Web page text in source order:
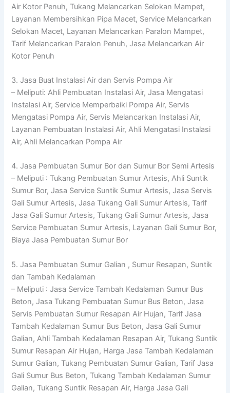
Air Kotor Penuh, Tukang Melancarkan Selokan Mampet,
Layanan Membersihkan Pipa Macet, Service Melancarkan
Selokan Macet, Layanan Melancarkan Paralon Mampet,
Tarif Melancarkan Paralon Penuh, Jasa Melancarkan Air
Kotor Penuh
3. Jasa Buat Instalasi Air dan Servis Pompa Air
– Meliputi: Ahli Pembuatan Instalasi Air, Jasa Mengatasi
Instalasi Air, Service Memperbaiki Pompa Air, Servis
Mengatasi Pompa Air, Servis Melancarkan Instalasi Air,
Layanan Pembuatan Instalasi Air, Ahli Mengatasi Instalasi
Air, Ahli Melancarkan Pompa Air
4. Jasa Pembuatan Sumur Bor dan Sumur Bor Semi Artesis
– Meliputi : Tukang Pembuatan Sumur Artesis, Ahli Suntik
Sumur Bor, Jasa Service Suntik Sumur Artesis, Jasa Servis
Gali Sumur Artesis, Jasa Tukang Gali Sumur Artesis, Tarif
Jasa Gali Sumur Artesis, Tukang Gali Sumur Artesis, Jasa
Service Pembuatan Sumur Artesis, Layanan Gali Sumur Bor,
Biaya Jasa Pembuatan Sumur Bor
5. Jasa Pembuatan Sumur Galian , Sumur Resapan, Suntik
dan Tambah Kedalaman
– Meliputi : Jasa Service Tambah Kedalaman Sumur Bus
Beton, Jasa Tukang Pembuatan Sumur Bus Beton, Jasa
Servis Pembuatan Sumur Resapan Air Hujan, Tarif Jasa
Tambah Kedalaman Sumur Bus Beton, Jasa Gali Sumur
Galian, Ahli Tambah Kedalaman Resapan Air, Tukang Suntik
Sumur Resapan Air Hujan, Harga Jasa Tambah Kedalaman
Sumur Galian, Tukang Pembuatan Sumur Galian, Tarif Jasa
Gali Sumur Bus Beton, Tukang Tambah Kedalaman Sumur
Galian, Tukang Suntik Resapan Air, Harga Jasa Gali